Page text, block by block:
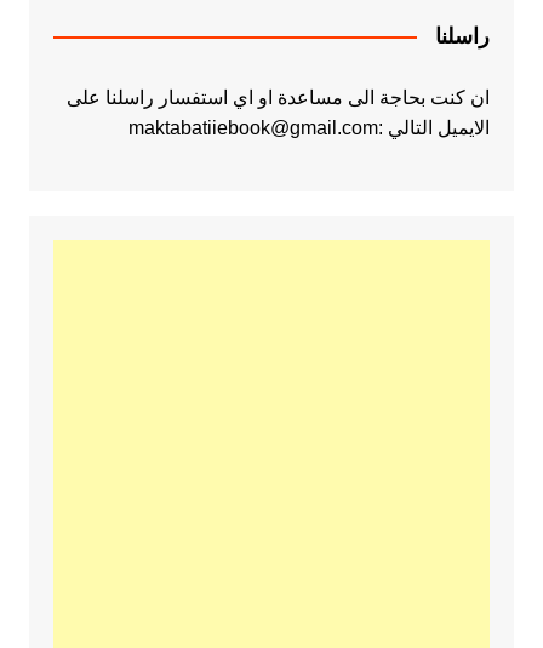
راسلنا
ان كنت بحاجة الى مساعدة او اي استفسار راسلنا على
الايميل التالي :maktabatiiebook@gmail.com